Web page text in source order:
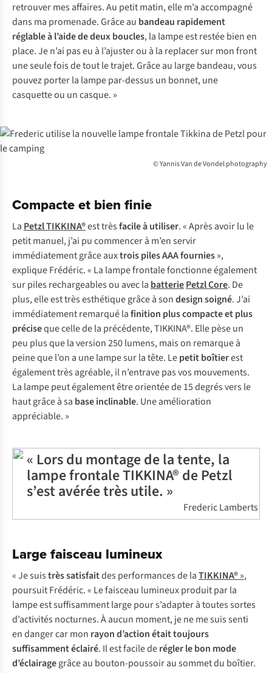
retrouver mes affaires. Au petit matin, elle m’a accompagné
dans ma promenade. Grâce au bandeau rapidement
réglableà l’aide de deux boucles, la lampe est restée bien en
place. Je n’ai pas eu à l’ajuster ou à la replacer sur mon front
une seule fois de tout le trajet. Grâce au large bandeau, vous
pouvez porter la lampe par-dessus un bonnet, une
casquette ou un casque. »
© Yannis Van de Vondel photography
Compacte et bien finie
La Petzl TIKKINA®est trèsfacile à utiliser. « Après avoir lu le
petit manuel, j’ai pu commencer à m’en servir
immédiatement grâce auxtrois piles AAA fournies»,
explique Frédéric. « La lampe frontale fonctionne également
sur piles rechargeables ou avec la batteriePetzl Core. De
plus, elle est très esthétique grâce à sondesign soigné. J’ai
immédiatement remarqué lafinition plus compacte et plus
préciseque celle de la précédente, TIKKINA®. Elle pèse un
peu plus que la version 250 lumens, mais on remarque à
peine que l’on a une lampe sur la tête. Lepetit boîtierest
également très agréable, il n’entrave pas vos mouvements.
La lampe peut également être orientée de 15 degrés vers le
haut grâce à sa base inclinable. Une amélioration
appréciable. »
« Lors du montage de la tente, la
lampe frontale TIKKINA® de Petzl
s’est avérée très utile. »
Frederic Lamberts
Large faisceau lumineux
« Je suistrèssatisfaitdes performances de laTIKKINA®»,
poursuit Frédéric. « Le faisceau lumineux produit par la
lampe est suffisamment large pour s’adapter à toutes sortes
d’activités nocturnes. À aucun moment, je ne me suis senti
en danger car mon rayon d’action était toujours
suffisamment éclairé. Il est facile derégler le bon mode
d’éclairagegrâce au bouton-poussoir au sommet du boîtier.